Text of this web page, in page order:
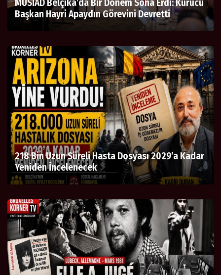
MÜSİAD Belçika’da Bir Dönem Sona Erdi: Kurucu
Başkan Hayri Apaydın Görevini Devretti
218 Bin Uzun Süreli Hasta Dosyası 2029’a Kadar
Yeniden İncelenecek